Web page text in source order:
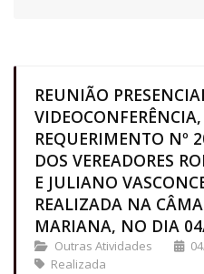
REUNIÃO
REQUERIMENTO Nº
DOS VEREADORES
E JULIANO
REALIZADA NA
MARIANA, NO DIA
Outras Atividades
Realizada